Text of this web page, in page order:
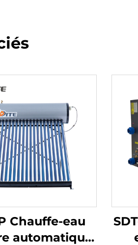
Chauffe-eau
automatique